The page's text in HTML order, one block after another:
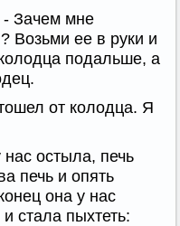
- Зачем мне
Возьми ее в руки и
подальше, а
от колодца. Я
остыла, печь
печь и опять
она у нас
стала пыхтеть: